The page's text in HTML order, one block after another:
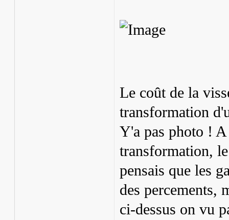
Le coût de la
transformation
Y'a pas photo !
transformation,
pensais que les
des percements,
ci-dessus on vu